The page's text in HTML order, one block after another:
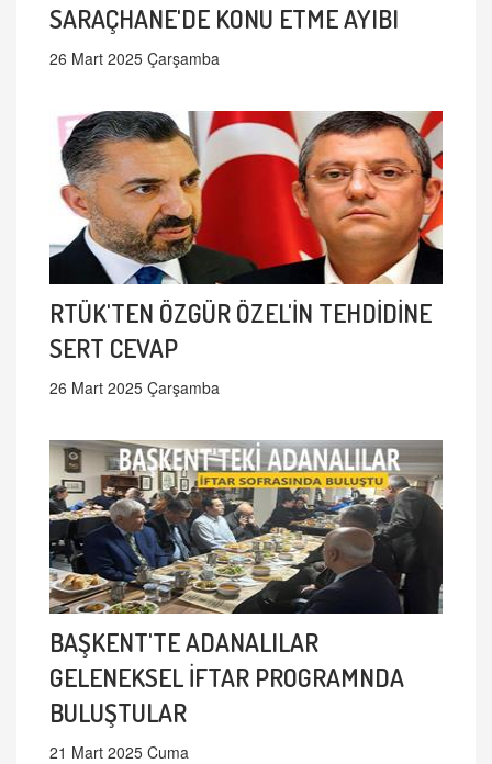
SARAÇHANE'DE KONU ETME AYIBI
26 Mart 2025 Çarşamba
RTÜK'TEN ÖZGÜR ÖZEL'İN TEHDİDİNE
SERT CEVAP
26 Mart 2025 Çarşamba
BAŞKENT'TE ADANALILAR
GELENEKSEL İFTAR PROGRAMNDA
BULUŞTULAR
21 Mart 2025 Cuma